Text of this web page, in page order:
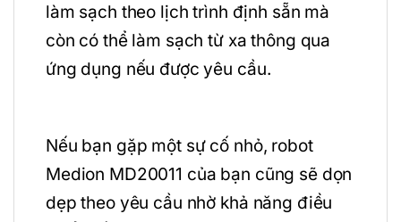
làm sạch theo lịch trình định sẵn mà
còn có thể làm sạch từ xa thông qua
ứng dụng nếu được yêu cầu.
Nếu bạn gặp một sự cố nhỏ, robot
Medion MD20011 của bạn cũng sẽ dọn
dẹp theo yêu cầu nhờ khả năng điều